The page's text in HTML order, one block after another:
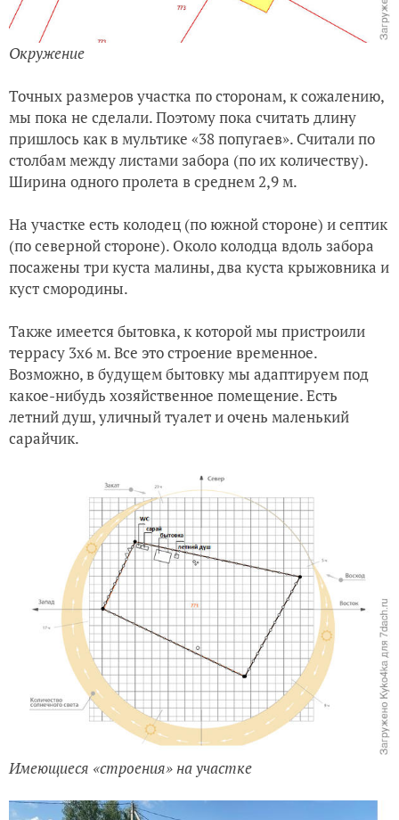
Окружение
Точных размеров участка по сторонам, к сожалению,
мы пока не сделали. Поэтому пока считать длину
пришлось как в мультике «38 попугаев». Считали по
столбам между листами забора (по их количеству).
Ширина одного пролета в среднем 2,9 м.
На участке есть колодец (по южной стороне) и септик
(по северной стороне). Около колодца вдоль забора
посажены три куста малины, два куста крыжовника и
куст смородины.
Также имеется бытовка, к которой мы пристроили
террасу 3х6 м. Все это строение временное.
Возможно, в будущем бытовку мы адаптируем под
какое-нибудь хозяйственное помещение. Есть
летний душ, уличный туалет и очень маленький
сарайчик.
Имеющиеся «строения» на участке